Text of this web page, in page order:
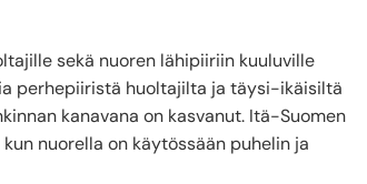
sekä nuoren lähipiiriin kuuluville
perhepiiristä huoltajilta ja täysi-ikäisiltä
kanavana on kasvanut. Itä-Suomen
nuorella on käytössään puhelin ja